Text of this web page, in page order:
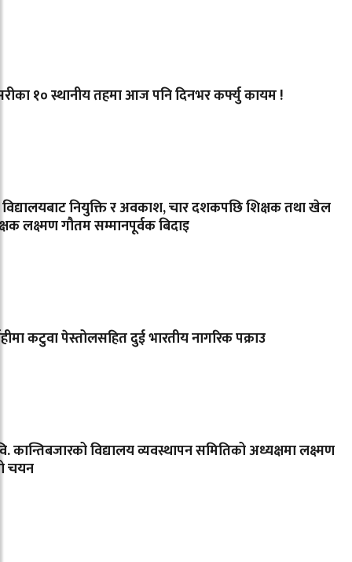
१० स्थानीय तहमा आज पनि दिनभर कर्फ्यु कायम !
नियुक्ति र अवकाश, चार दशकपछि शिक्षक तथा खेल
लक्ष्मण गौतम सम्मानपूर्वक बिदाइ
कटुवा पेस्तोलसहित दुई भारतीय नागरिक पक्राउ
कान्तिबजारको विद्यालय व्यवस्थापन समितिको अध्यक्षमा लक्ष्मण
चयन